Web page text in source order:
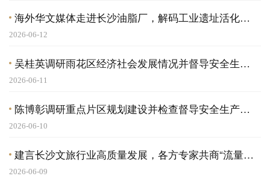
海外华文媒体走进长沙油脂厂，解码工业遗址活化长沙模式
2026-06-12
吴桂英调研雨花区经济社会发展情况并督导安全生产工作
2026-06-11
陈博彰调研重点片区规划建设并检查督导安全生产工作
2026-06-10
建言长沙文旅行业高质量发展，各方专家共商“流量”变“留量”新打法
2026-06-09